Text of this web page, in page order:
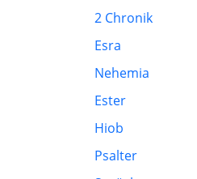
2 Chronik
Esra
Nehemia
Ester
Hiob
Psalter